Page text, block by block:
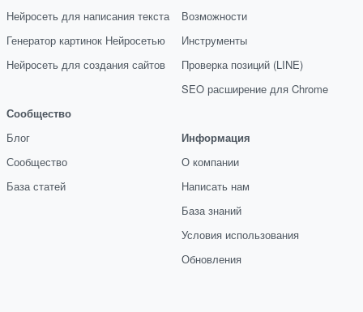
Нейросеть для написания текста
Генератор картинок Нейросетью
Нейросеть для создания сайтов
Сообщество
Блог
Сообщество
База статей
Возможности
Инструменты
Проверка позиций (LINE)
SEO расширение для Chrome
Информация
О компании
Написать нам
База знаний
Условия использования
Обновления